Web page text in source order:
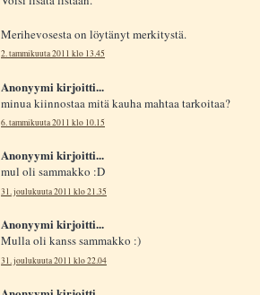
Merihevosesta on löytänyt merkitystä.
2. tammikuuta 2011 klo 13.45
Anonyymi kirjoitti...
minua kiinnostaa mitä kauha mahtaa tarkoitaa?
6. tammikuuta 2011 klo 10.15
Anonyymi kirjoitti...
mul oli sammakko :D
31. joulukuuta 2011 klo 21.35
Anonyymi kirjoitti...
Mulla oli kanss sammakko :)
31. joulukuuta 2011 klo 22.04